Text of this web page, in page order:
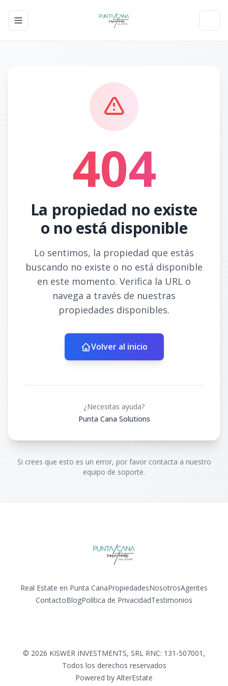
Toggle navigation menu
404
La propiedad no existe
o no está disponible
Lo sentimos, la propiedad que estás
buscando no existe o no está disponible
en este momento. Verifica la URL o
navega a través de nuestras
propiedades disponibles.
Volver al inicio
¿Necesitas ayuda?
Punta Cana Solutions
Si crees que esto es un error, por favor contacta a nuestro
equipo de soporte.
Real Estate en Punta CanaPropiedadesNosotrosAgentes
ContactoBlogPolítica de PrivacidadTestimonios
© 2026 KISWER INVESTMENTS, SRL RNC: 131-507001 ,
Todos los derechos reservados
Powered by AlterEstate